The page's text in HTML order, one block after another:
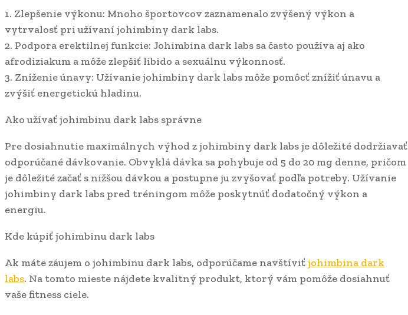
1. Zlepšenie výkonu: Mnoho športovcov zaznamenalo zvýšený výkon a
vytrvalosť pri užívaní johimbiny dark labs.
2. Podpora erektilnej funkcie: Johimbina dark labs sa často používa aj ako
afrodiziakum a môže zlepšiť libido a sexuálnu výkonnosť.
3. Zníženie únavy: Užívanie johimbiny dark labs môže pomôcť znížiť únavu a
zvýšiť energetickú hladinu.
Ako užívať johimbinu dark labs správne
Pre dosiahnutie maximálnych výhod z johimbiny dark labs je dôležité dodržiavať
odporúčané dávkovanie. Obvyklá dávka sa pohybuje od 5 do 20 mg denne, pričom
je dôležité začať s nižšou dávkou a postupne ju zvyšovať podľa potreby. Užívanie
johimbiny dark labs pred tréningom môže poskytnúť dodatočný výkon a
energiu.
Kde kúpiť johimbinu dark labs
Ak máte záujem o johimbinu dark labs, odporúčame navštíviťjohimbina dark
labs. Na tomto mieste nájdete kvalitný produkt, ktorý vám pomôže dosiahnuť
vaše fitness ciele.